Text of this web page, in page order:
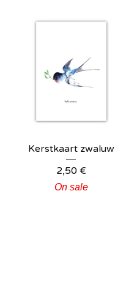
Kerstkaart zwaluw
2,50 €
On sale